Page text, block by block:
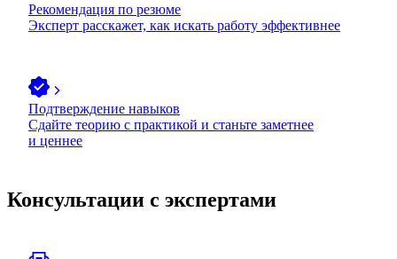
Рекомендация по резюме
Эксперт расскажет, как искать работу эффективнее
Подтверждение навыков
Сдайте теорию с практикой и станьте заметнее
и ценнее
Консультации с экспертами